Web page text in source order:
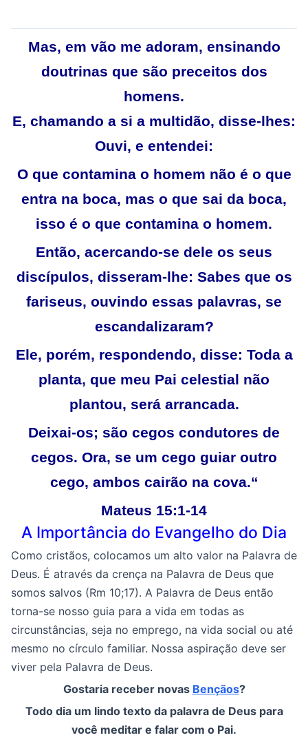
Mas, em vão me adoram, ensinando
doutrinas que são preceitos dos
homens.
E, chamando a si a multidão, disse-lhes:
Ouvi, e entendei:
O que contamina o homem não é o que
entra na boca, mas o que sai da boca,
isso é o que contamina o homem.
Então, acercando-se dele os seus
discípulos, disseram-lhe: Sabes que os
fariseus, ouvindo essas palavras, se
escandalizaram?
Ele, porém, respondendo, disse: Toda a
planta, que meu Pai celestial não
plantou, será arrancada.
Deixai-os; são cegos condutores de
cegos. Ora, se um cego guiar outro
cego, ambos cairão na cova.“
Mateus 15:1-14
A Importância do Evangelho do Dia
Como cristãos, colocamos um alto valor na Palavra de
Deus. É através da crença na Palavra de Deus que
somos salvos (Rm 10;17). A Palavra de Deus então
torna-se nosso guia para a vida em todas as
circunstâncias, seja no emprego, na vida social ou até
mesmo no círculo familiar. Nossa aspiração deve ser
viver pela Palavra de Deus.
Gostaria receber novas Bençãos?
Todo dia um lindo texto da palavra de Deus para
você meditar e falar com o Pai.